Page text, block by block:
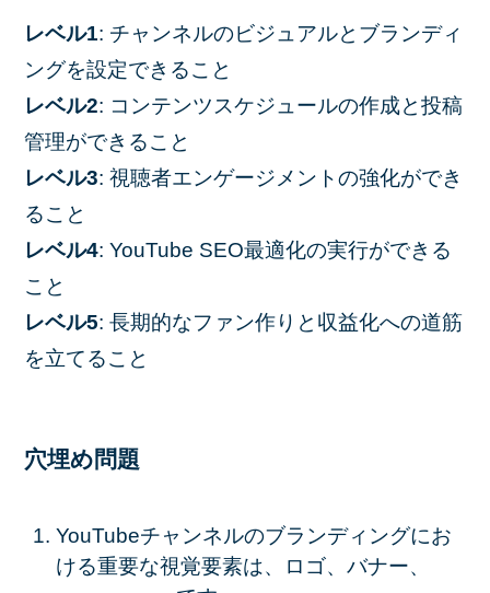
レベル1: チャンネルのビジュアルとブランディ
ングを設定できること
レベル2: コンテンツスケジュールの作成と投稿
管理ができること
レベル3: 視聴者エンゲージメントの強化ができ
ること
レベル4: YouTube SEO最適化の実行ができる
こと
レベル5: 長期的なファン作りと収益化への道筋
を立てること
穴埋め問題
YouTubeチャンネルのブランディングにお
ける重要な視覚要素は、ロゴ、バナー、